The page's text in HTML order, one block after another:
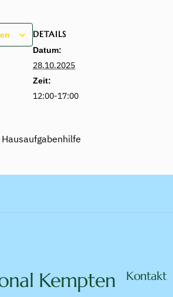
DETAILS
Datum:
28.10.2025
Zeit:
12:00-17:00
Kempten Kontakt